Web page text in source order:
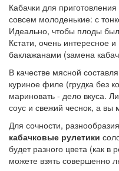
Кабачки для приготовления
совсем молоденькие: с
Идеально, чтобы плоды
Кстати, очень интересное
баклажанами (замена
В качестве мясной
куриное филе (грудка без
мариновать - дело вкуса.
соус и свежий чеснок, а вы
Для сочности,
кабачковые рулетики
будет разного цвета (как в
можете взять совершенно